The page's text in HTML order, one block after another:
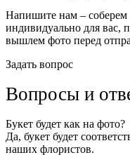
Напишите нам –
индивидуально для вас,
вышлем фото перед
Задать вопрос
Вопросы и
Букет будет как на фото?
Да, букет будет
наших флористов.